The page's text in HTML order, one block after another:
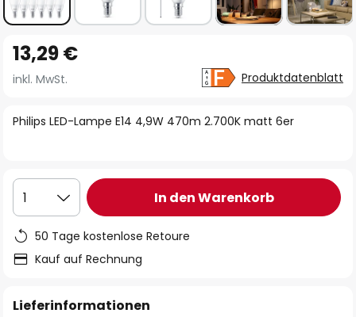
Anfang
der
springen
Philips LED-Lampe E14 4,9W 470m 2.700K matt 6er
13,29 €
inkl. MwSt. Produktdatenblatt
1 In den Warenkorb
50 Tage kostenlose Retoure
Kauf auf Rechnung
Lieferinformationen